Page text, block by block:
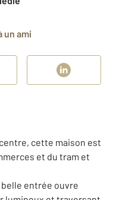
un ami
centre, cette maison est
et du tram et
belle entrée ouvre